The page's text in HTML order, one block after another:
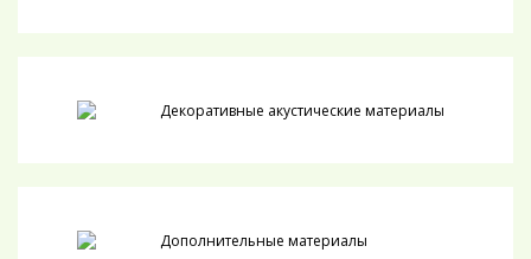
Декоративные акустические материалы
Дополнительные материалы